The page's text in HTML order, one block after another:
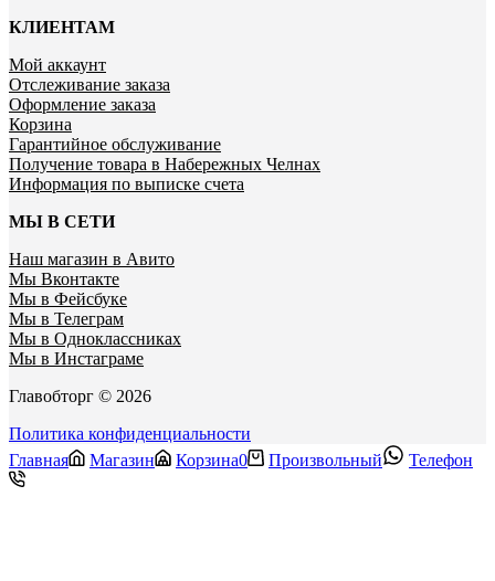
КЛИЕНТАМ
Мой аккаунт
Отслеживание заказа
Оформление заказа
Корзина
Гарантийное обслуживание
Получение товара в Набережных Челнах
Информация по выписке счета
МЫ В СЕТИ
Наш магазин в Авито
Мы Вконтакте
Мы в Фейсбуке
Мы в Телеграм
Мы в Одноклассниках
Мы в Инстаграме
Главобторг © 2026
Политика конфиденциальности
Главная
Магазин Корзина0 Произвольный Телефон